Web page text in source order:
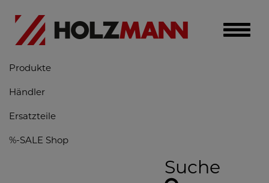
Toggle
Produkte
Händler
Ersatzteile
%-SALE Shop
Suche